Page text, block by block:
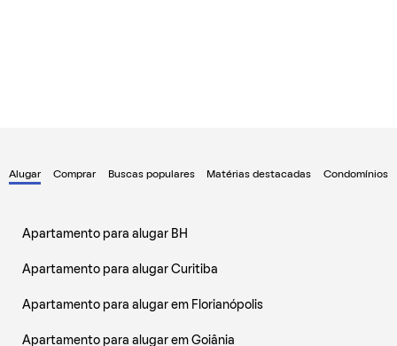
Alugar Comprar Buscas populares Matérias destacadas Condomínios
Apartamento para alugar BH
Apartamento para alugar Curitiba
Apartamento para alugar em Florianópolis
Apartamento para alugar em Goiânia